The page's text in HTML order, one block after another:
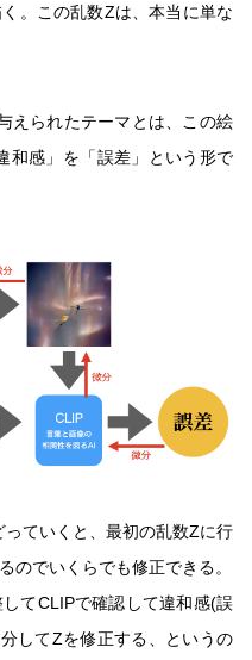
。この乱数Zは、本当に単な
えられたテーマとは、この絵
和感」を「誤差」という形で
ていくと、最初の乱数Zに行
のでいくらでも修正できる。
てCLIPで確認して違和感(誤
してZを修正する、というの